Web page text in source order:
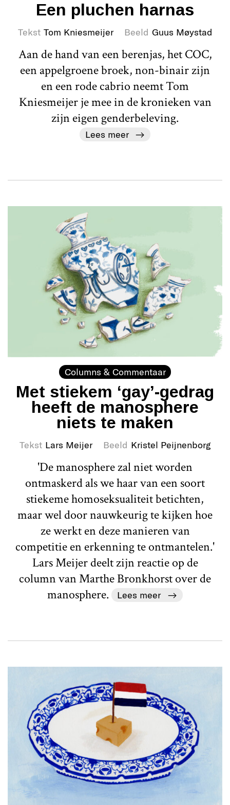
Een pluchen harnas
Tekst Tom Kniesmeijer Beeld Guus Møystad
Aan de hand van een berenjas, het COC,
een appelgroene broek, non-binair zijn
en een rode cabrio neemt Tom
Kniesmeijer je mee in de kronieken van
zijn eigen genderbeleving.
Lees meer
Columns & Commentaar
Met stiekem ‘gay’-gedrag
heeft de manosphere
niets te maken
Tekst Lars Meijer Beeld Kristel Peijnenborg
'De manosphere zal niet worden
ontmaskerd als we haar van een soort
stiekeme homoseksualiteit betichten,
maar wel door nauwkeurig te kijken hoe
ze werkt en deze manieren van
competitie en erkenning te ontmantelen.'
Lars Meijer deelt zijn reactie op de
column van Marthe Bronkhorst over de
manosphere.
Lees meer